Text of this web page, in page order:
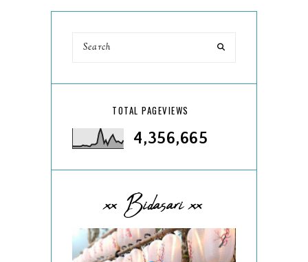
TOTAL PAGEVIEWS
4,356,665
xx Bidasari xx